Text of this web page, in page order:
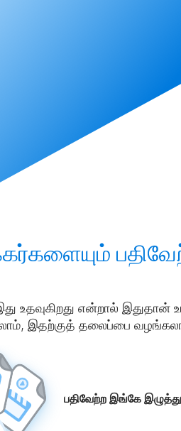
என்றால் இதுதான்
இதற்குத் தலைப்பை
பதிவேற்ற இங்கே இழுத்து